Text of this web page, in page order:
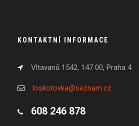
KONTAKTNÍ INFORMACE
Vltavanů 1542, 147 00, Praha 4
loskotovka@seznam.cz
608 246 878